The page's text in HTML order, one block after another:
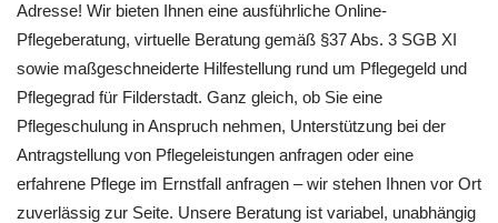
Adresse! Wir bieten Ihnen eine ausführliche Online-
Pflegeberatung, virtuelle Beratung gemäß §37 Abs. 3 SGB XI
sowie maßgeschneiderte Hilfestellung rund um Pflegegeld und
Pflegegrad für Filderstadt. Ganz gleich, ob Sie eine
Pflegeschulung in Anspruch nehmen, Unterstützung bei der
Antragstellung von Pflegeleistungen anfragen oder eine
erfahrene Pflege im Ernstfall anfragen – wir stehen Ihnen vor Ort
zuverlässig zur Seite. Unsere Beratung ist variabel, unabhängig